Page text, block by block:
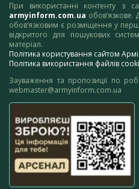
При використанні контенту з
armyinform.com.ua обов’язкове.
обов’язковим є розміщення у
відкритого для пошукових
матеріал.
Політика користування сайтом
Політика використання файлів
Зауваження та пропозиції по
webmaster@armyinform.com.ua